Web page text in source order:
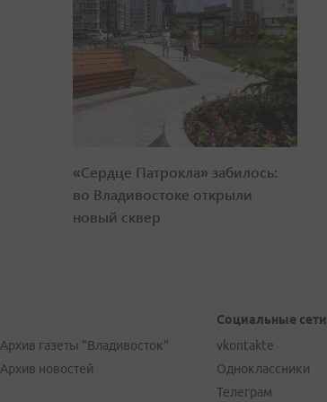
«Сердце Патрокла» забилось:
во Владивостоке открыли
новый сквер
Архив газеты "Владивосток"
Архив новостей
Социальные сети
vkontakte
Одноклассники
Телеграм